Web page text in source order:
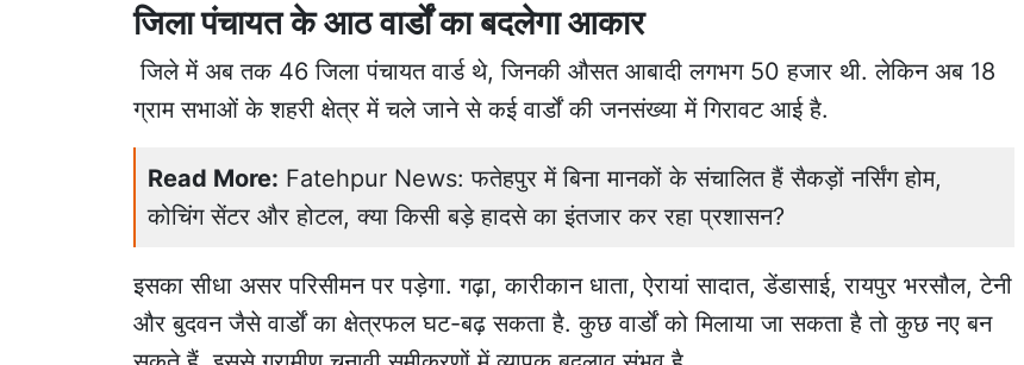
जिला पंचायत के आठ वार्डों का बदलेगा आकार
जिले में अब तक 46 जिला पंचायत वार्ड थे, जिनकी औसत आबादी लगभग 50 हजार थी. लेकिन अब 18
ग्राम सभाओं के शहरी क्षेत्र में चले जाने से कई वार्डों की जनसंख्या में गिरावट आई है.
Read More: Fatehpur News: फतेहपुर में बिना मानकों के संचालित हैं सैकड़ों नर्सिंग होम,
कोचिंग सेंटर और होटल, क्या किसी बड़े हादसे का इंतजार कर रहा प्रशासन?
इसका सीधा असर परिसीमन पर पड़ेगा. गढ़ा, कारीकान धाता, ऐरायां सादात, डेंडासाई, रायपुर भरसौल, टेनी
और बुदवन जैसे वार्डों का क्षेत्रफल घट-बढ़ सकता है. कुछ वार्डों को मिलाया जा सकता है तो कुछ नए बन